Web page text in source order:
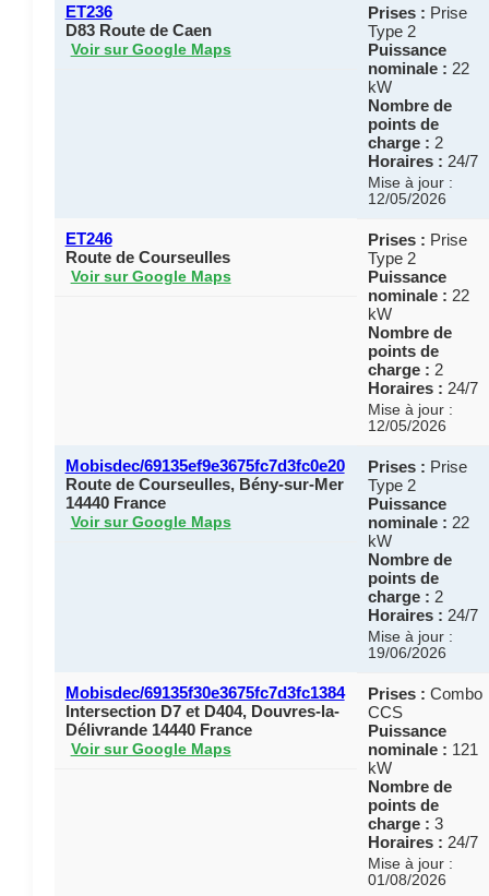
ET236
D83 Route de Caen
Voir sur Google Maps
Prises : Prise
Type 2
Puissance
nominale : 22
kW
Nombre de
points de
charge : 2
Horaires : 24/7
Mise à jour :
12/05/2026
ET246
Route de Courseulles
Voir sur Google Maps
Prises : Prise
Type 2
Puissance
nominale : 22
kW
Nombre de
points de
charge : 2
Horaires : 24/7
Mise à jour :
12/05/2026
Mobisdec/69135ef9e3675fc7d3fc0e20
Route de Courseulles, Bény-sur-Mer
14440 France
Voir sur Google Maps
Prises : Prise
Type 2
Puissance
nominale : 22
kW
Nombre de
points de
charge : 2
Horaires : 24/7
Mise à jour :
19/06/2026
Mobisdec/69135f30e3675fc7d3fc1384
Intersection D7 et D404, Douvres-la-
Délivrande 14440 France
Voir sur Google Maps
Prises : Combo
CCS
Puissance
nominale : 121
kW
Nombre de
points de
charge : 3
Horaires : 24/7
Mise à jour :
01/08/2026